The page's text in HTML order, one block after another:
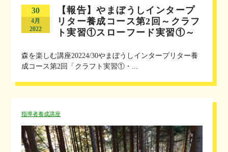
30
4月
2022
【報告】やまぼうしインタープ
リター養成コース第2回～クラフ
ト実習①スローフード実習①～
森を楽しむ講座20224/30やまぼうしインタープリター養
成コース第2回「クラフト実習①・...
指導者養成講座